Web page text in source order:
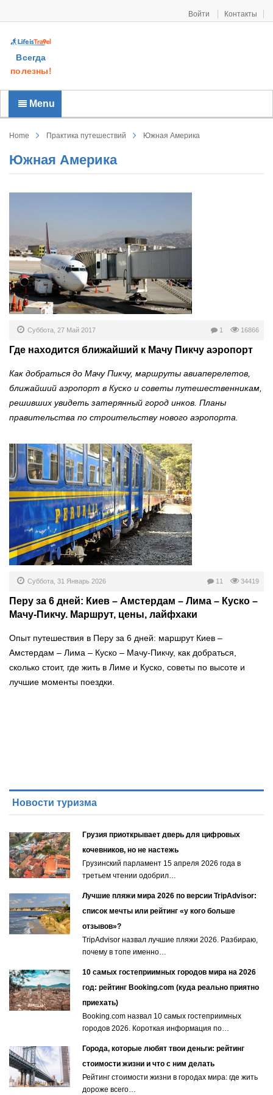
Войти Контакты
Всегда
полезны!
Menu
Home Практика путешествий Южная Америка
Южная Америка
Суббота, 27 Май 2017 16866
1
Где находится ближайший к Мачу Пикчу аэропорт
Как добраться до Мачу Пикчу, маршруты авиаперелетов,
ближайший аэропорт в Куско и советы путешественникам,
решивших увидеть затерянный город инков. Планы
правительства по строительству нового аэропорта.
Суббота, 31 Январь 2026 34419
11
Перу за 6 дней: Киев – Амстердам – Лима – Куско –
Мачу-Пикчу. Маршрут, цены, лайфхаки
Опыт путешествия в Перу за 6 дней: маршрут Киев –
Амстердам – Лима – Куско – Мачу-Пикчу, как добраться,
сколько стоит, где жить в Лиме и Куско, советы по высоте и
лучшие моменты поездки.
Новости туризма
Грузия приоткрывает дверь для цифровых
кочевников, но не настежь
Грузинский парламент 15 апреля 2026 года в
третьем чтении одобрил…
Лучшие пляжи мира 2026 по версии TripAdvisor:
список мечты или рейтинг «у кого больше
отзывов»?
TripAdvisor назвал лучшие пляжи 2026. Разбираю,
почему в топе именно…
10 самых гостеприимных городов мира на 2026
год: рейтинг Booking.com (куда реально приятно
приехать)
Booking.com назвал 10 самых гостеприимных
городов 2026. Короткая информация по…
Города, которые любят твои деньги: рейтинг
стоимости жизни и что с ним делать
Рейтинг стоимости жизни в городах мира: где жить
дороже всего…